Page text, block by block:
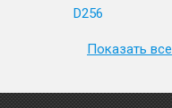
D256
Показать все